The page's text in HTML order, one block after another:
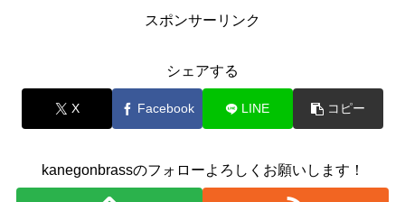
スポンサーリンク
シェアする
X Facebook LINE コピー
kanegonbrassのフォローよろしくお願いします！